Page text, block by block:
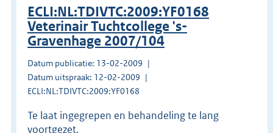
ECLI:NL:TDIVTC:2009:YF0168
Veterinair Tuchtcollege 's-
Gravenhage 2007/104
Datum publicatie: 13-02-2009
Datum uitspraak: 12-02-2009
ECLI:NL:TDIVTC:2009:YF0168
Te laat ingegrepen en behandeling te lang
voortgezet.